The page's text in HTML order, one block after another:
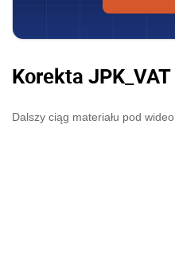
Korekta JPK_VAT
Dalszy ciąg materiału pod wideo